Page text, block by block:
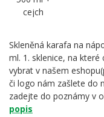
Skleněná karafa na
ml. 1. sklenice, na
vybrat v našem
či logo nám zašlete do
zadejte do poznámy v
popis